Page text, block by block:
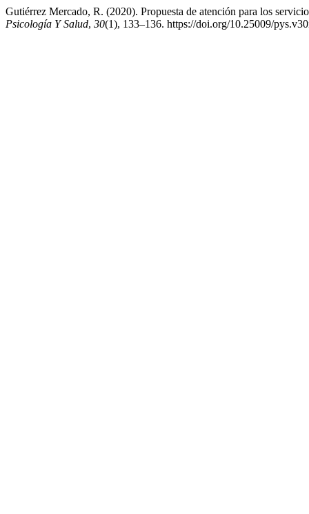
Gutiérrez Mercado, R. (2020). Propuesta de atención para los
Psicología Y Salud, 30(1), 133–136. https://doi.org/10.25009/